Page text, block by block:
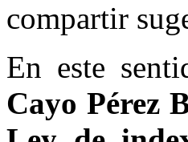
compartir
En este
Cayo Pérez